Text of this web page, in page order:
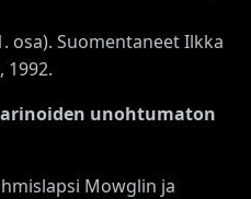
osa). Suomentaneet Ilkka
1992.
unohtumaton
Mowglin ja